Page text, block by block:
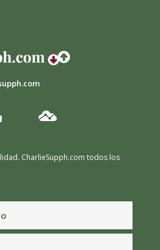
CharlieSupph.com todos los